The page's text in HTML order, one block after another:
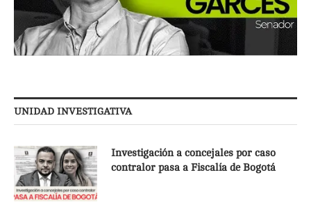
UNIDAD INVESTIGATIVA
Investigación a concejales por caso
contralor pasa a Fiscalía de Bogotá